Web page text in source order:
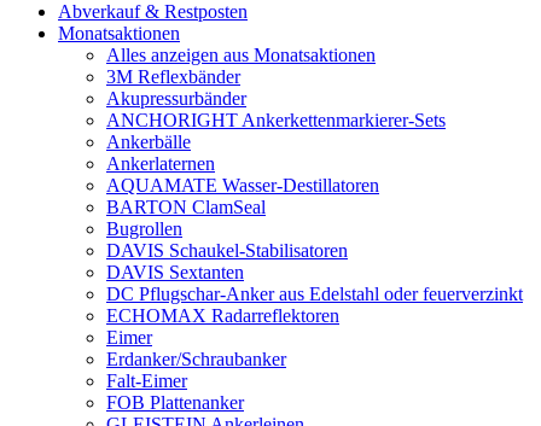
Abverkauf & Restposten
Monatsaktionen
Alles anzeigen aus Monatsaktionen
3M Reflexbänder
Akupressurbänder
ANCHORIGHT Ankerkettenmarkierer-Sets
Ankerbälle
Ankerlaternen
AQUAMATE Wasser-Destillatoren
BARTON ClamSeal
Bugrollen
DAVIS Schaukel-Stabilisatoren
DAVIS Sextanten
DC Pflugschar-Anker aus Edelstahl oder feuerverzinkt
ECHOMAX Radarreflektoren
Eimer
Erdanker/Schraubanker
Falt-Eimer
FOB Plattenanker